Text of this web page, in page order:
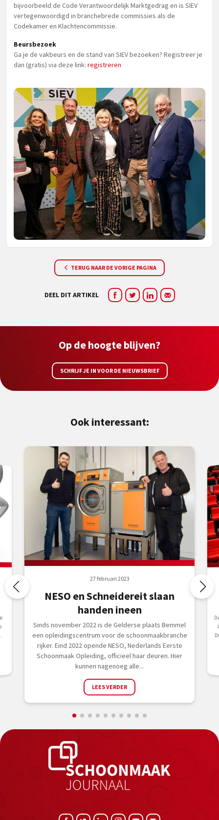
bijvoorbeeld de Code Verantwoordelijk Marktgedrag en is SIEV
vertegenwoordigd in branchebrede commissies als de
Codekamer en Klachtencommissie.
Beursbezoek
Ga je de vakbeurs en de stand van SIEV bezoeken? Registreer je
dan (gratis) via deze link: registreren
TERUG NAAR DE VORIGE PAGINA
DEEL DIT ARTIKEL
Op de hoogte blijven?
SCHRIJF JE IN VOOR DE NIEUWSBRIEF
Ook interessant:
27 februari 2023
NESO en Schneidereit slaan
handen ineen
Sinds november 2022 is de Gelderse plaats Bemmel
een opleidingscentrum voor de schoonmaakbranche
rijker. Eind 2022 opende NESO, Nederlands Eerste
Schoonmaak Opleiding, officieel haar deuren. Hier
kunnen nagenoeg alle...
LEES VERDER